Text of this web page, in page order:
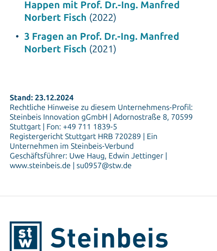
Happen mit Prof. Dr.-Ing. Manfred
Norbert Fisch (2022)
3 Fragen an Prof. Dr.-Ing. Manfred
Norbert Fisch (2021)
Stand: 23.12.2024
Rechtliche Hinweise zu diesem Unternehmens-Profil:
Steinbeis Innovation gGmbH | Adornostraße 8, 70599
Stuttgart | Fon: +49 711 1839-5
Registergericht Stuttgart HRB 720289 | Ein
Unternehmen im Steinbeis-Verbund
Geschäftsführer: Uwe Haug, Edwin Jettinger |
www.steinbeis.de | su0957@stw.de